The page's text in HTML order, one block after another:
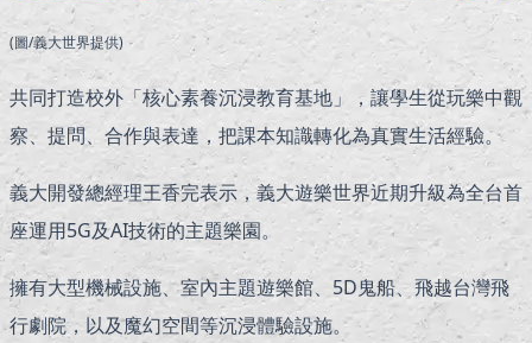
(圖/義大世界提供)
共同打造校外「核心素養沉浸教育基地」，讓學生從玩樂中觀
察、提問、合作與表達，把課本知識轉化為真實生活經驗。
義大開發總經理王香完表示，義大遊樂世界近期升級為全台首
座運用5G及AI技術的主題樂園。
擁有大型機械設施、室內主題遊樂館、5D鬼船、飛越台灣飛
行劇院，以及魔幻空間等沉浸體驗設施。